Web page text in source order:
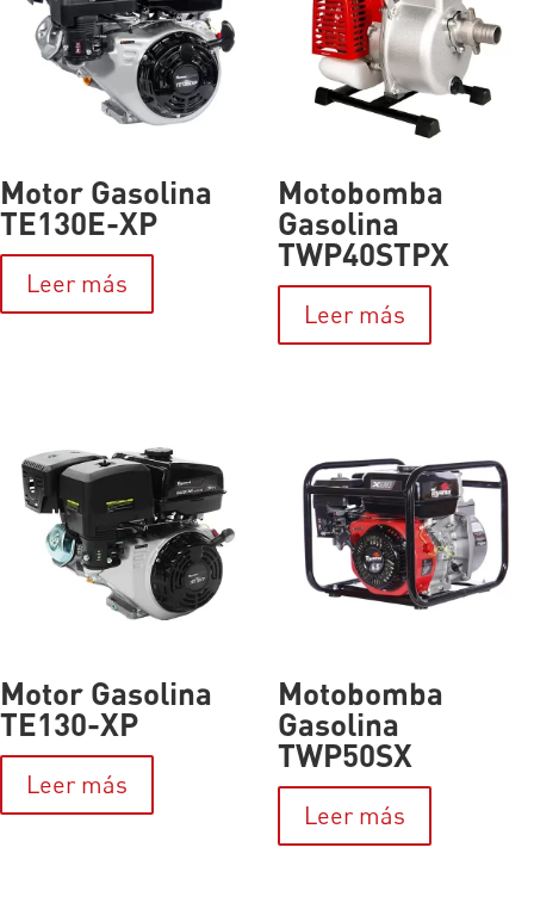
Motor Gasolina
TE130E-XP
Leer más
Motobomba
Gasolina
TWP40STPX
Leer más
Motor Gasolina
TE130-XP
Leer más
Motobomba
Gasolina
TWP50SX
Leer más